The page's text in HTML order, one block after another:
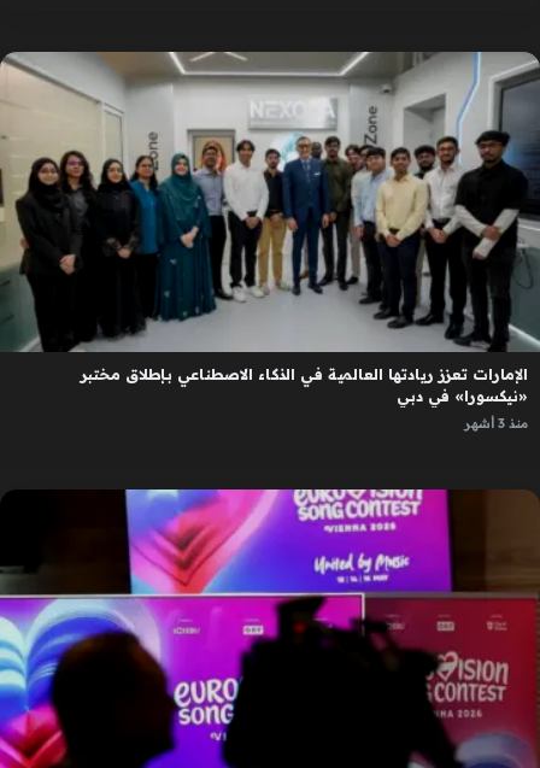
الإمارات تعزز ريادتها العالمية في الذكاء الاصطناعي بإطلاق مختبر
«نيكسورا» في دبي
منذ 3 أشهر